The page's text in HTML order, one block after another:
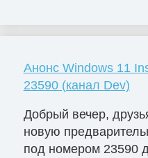
Анонс Windows 11
23590 (канал Dev)
Добрый вечер,
новую
под номером 23590